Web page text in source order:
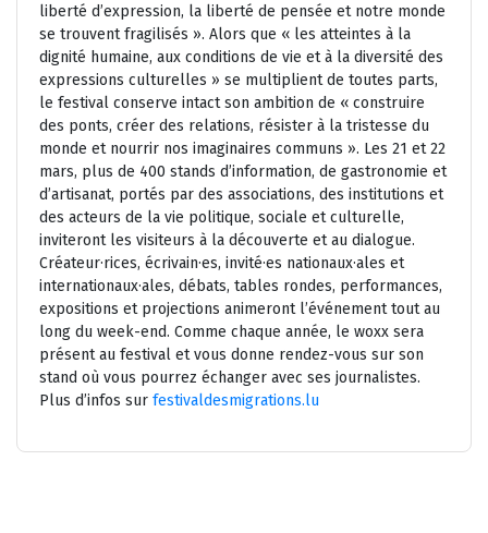
liberté d’expression, la liberté de pensée et notre monde
se trouvent fragilisés ». Alors que « les atteintes à la
dignité humaine, aux conditions de vie et à la diversité des
expressions culturelles » se multiplient de toutes parts,
le festival conserve intact son ambition de « construire
des ponts, créer des relations, résister à la tristesse du
monde et nourrir nos imaginaires communs ». Les 21 et 22
mars, plus de 400 stands d’information, de gastronomie et
d’artisanat, portés par des associations, des institutions et
des acteurs de la vie politique, sociale et culturelle,
inviteront les visiteurs à la découverte et au dialogue.
Créateur·rices, écrivain·es, invité·es nationaux·ales et
internationaux·ales, débats, tables rondes, performances,
expositions et projections animeront l’événement tout au
long du week-end. Comme chaque année, le woxx sera
présent au festival et vous donne rendez-vous sur son
stand où vous pourrez échanger avec ses journalistes.
Plus d’infos sur festivaldesmigrations.lu